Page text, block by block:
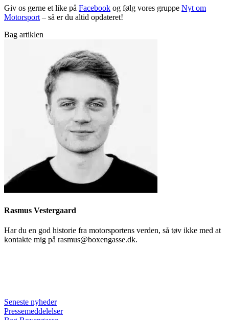
Giv os gerne et like på Facebook og følg vores gruppe Nyt om
Motorsport– så er du altid opdateret!
Bag artiklen
Rasmus Vestergaard
Har du en god historie fra motorsportens verden, så tøv ikke med at
kontakte mig på rasmus@boxengasse.dk.
Seneste nyheder
Pressemeddelelser